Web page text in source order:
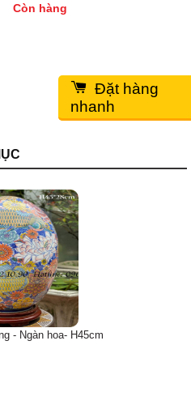
Còn hàng
Đặt hàng
nhanh
Trứng trưng bày men lam họa tiết
Giá bán:2,950,000
Giá gốc:3,500,000